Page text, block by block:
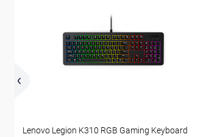
Lenovo Legion K310 RGB Gaming Keyboard